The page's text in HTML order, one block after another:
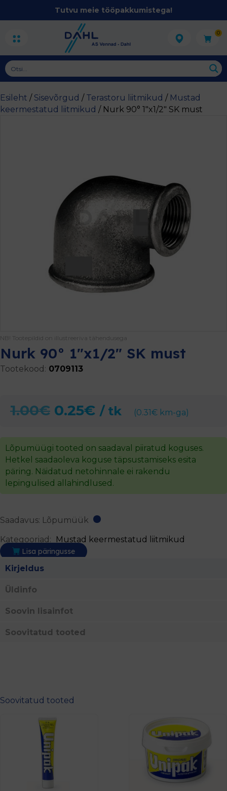
Tutvu meie tööpakkumistega!
0
Esileht / Sisevõrgud / Terastoru liitmikud / Mustad
keermestatud liitmikud / Nurk 90° 1″x1/2″ SK must
NB! Tootepildid on illustreeriva tähendusega
Nurk 90° 1″x1/2″ SK must
Tootekood: 0709113
1.00€ Algne
oli:
1.00€.
0.25€Current
is:
0.25€.
/ tk (0.31€ km-ga)
Lõpumüügi tooted on saadaval piiratud koguses.
Hetkel saadaoleva koguse täpsustamiseks esita
päring. Näidatud netohinnale ei rakendu
lepingulised allahindlused.
Saadavus: Lõpumüük
Kategooriad:
Mustad keermestatud liitmikud
Lisa päringusse
Kirjeldus
Üldinfo
Soovin lisainfot
Soovitatud tooted
Soovitatud tooted